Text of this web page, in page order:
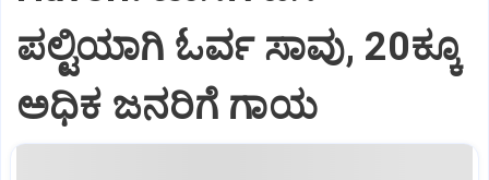
ಪಲ್ಟಿಯಾಗಿ ಓರ್ವ ಸಾವು, 20ಕ್ಕೂ
ಅಧಿಕ ಜನರಿಗೆ ಗಾಯ